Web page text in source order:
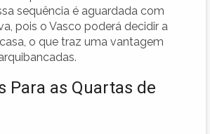
sequência é aguardada com
pois o Vasco poderá decidir a
o que traz uma vantagem
Para as Quartas de